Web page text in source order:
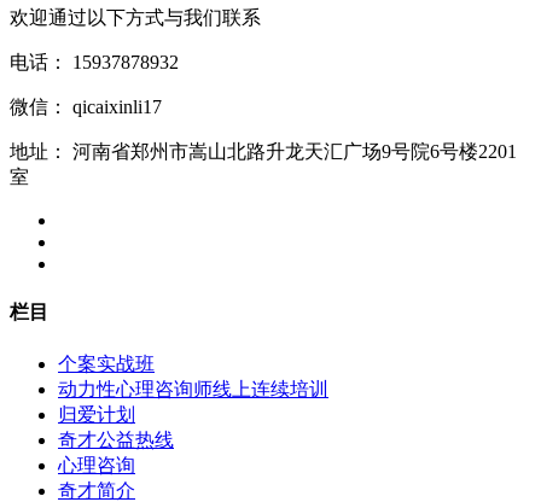
欢迎通过以下方式与我们联系
电话： 15937878932
微信： qicaixinli17
地址：
河南省郑州市嵩山北路升龙天汇广场9号院6号楼2201
室
栏目
个案实战班
动力性心理咨询师线上连续培训
归爱计划
奇才公益热线
心理咨询
奇才简介